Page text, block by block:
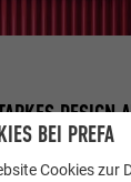
DESIGN
BEI PREFA
Cookies zur